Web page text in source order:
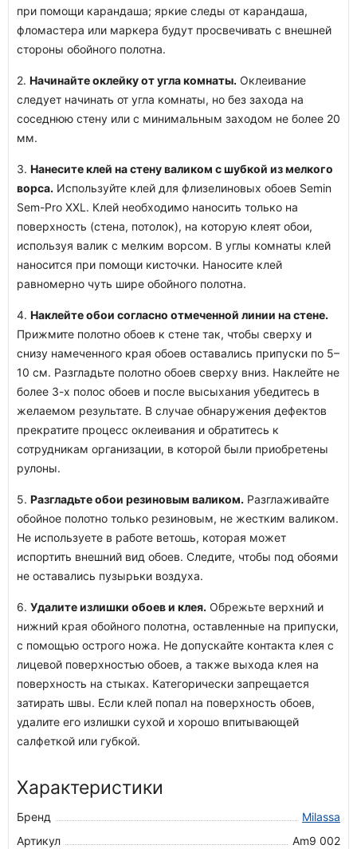
при помощи карандаша; яркие следы от карандаша,
фломастера или маркера будут просвечивать с внешней
стороны обойного полотна.
2. Начинайте оклейку от угла комнаты. Оклеивание
следует начинать от угла комнаты, но без захода на
соседнюю стену или с минимальным заходом не более 20
мм.
3. Нанесите клей на стену валиком с шубкой из мелкого
ворса. Используйте клей для флизелиновых обоев Semin
Sem-Pro XXL. Клей необходимо наносить только на
поверхность (стена, потолок), на которую клеят обои,
используя валик с мелким ворсом. В углы комнаты клей
наносится при помощи кисточки. Наносите клей
равномерно чуть шире обойного полотна.
4. Наклейте обои согласно отмеченной линии на стене.
Прижмите полотно обоев к стене так, чтобы сверху и
снизу намеченного края обоев оставались припуски по 5–
10 см. Разгладьте полотно обоев сверху вниз. Наклейте не
более 3-х полос обоев и после высыхания убедитесь в
желаемом результате. В случае обнаружения дефектов
прекратите процесс оклеивания и обратитесь к
сотрудникам организации, в которой были приобретены
рулоны.
5. Разгладьте обои резиновым валиком. Разглаживайте
обойное полотно только резиновым, не жестким валиком.
Не используете в работе ветошь, которая может
испортить внешний вид обоев. Следите, чтобы под обоями
не оставались пузырьки воздуха.
6. Удалите излишки обоев и клея. Обрежьте верхний и
нижний края обойного полотна, оставленные на припуски,
с помощью острого ножа. Не допускайте контакта клея с
лицевой поверхностью обоев, а также выхода клея на
поверхность на стыках. Категорически запрещается
затирать швы. Если клей попал на поверхность обоев,
удалите его излишки сухой и хорошо впитывающей
салфеткой или губкой.
Характеристики
Бренд
Milassa
Артикул
Am9 002